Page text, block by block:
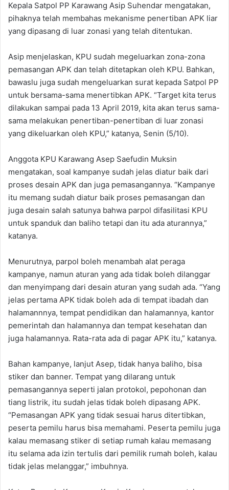
Kepala Satpol PP Karawang Asip Suhendar mengatakan,
pihaknya telah membahas mekanisme penertiban APK liar
yang dipasang di luar zonasi yang telah ditentukan.
Asip menjelaskan, KPU sudah megeluarkan zona-zona
pemasangan APK dan telah ditetapkan oleh KPU. Bahkan,
bawaslu juga sudah mengeluarkan surat kepada Satpol PP
untuk bersama-sama menertibkan APK. “Target kita terus
dilakukan sampai pada 13 April 2019, kita akan terus sama-
sama melakukan penertiban-penertiban di luar zonasi
yang dikeluarkan oleh KPU,” katanya, Senin (5/10).
Anggota KPU Karawang Asep Saefudin Muksin
mengatakan, soal kampanye sudah jelas diatur baik dari
proses desain APK dan juga pemasangannya. “Kampanye
itu memang sudah diatur baik proses pemasangan dan
juga desain salah satunya bahwa parpol difasilitasi KPU
untuk spanduk dan baliho tetapi dan itu ada aturannya,”
katanya.
Menurutnya, parpol boleh menambah alat peraga
kampanye, namun aturan yang ada tidak boleh dilanggar
dan menyimpang dari desain aturan yang sudah ada. “Yang
jelas pertama APK tidak boleh ada di tempat ibadah dan
halamannnya, tempat pendidikan dan halamannya, kantor
pemerintah dan halamannya dan tempat kesehatan dan
juga halamannya. Rata-rata ada di pagar APK itu,” katanya.
Bahan kampanye, lanjut Asep, tidak hanya baliho, bisa
stiker dan banner. Tempat yang dilarang untuk
pemasangannya seperti jalan protokol, pepohonan dan
tiang listrik, itu sudah jelas tidak boleh dipasang APK.
“Pemasangan APK yang tidak sesuai harus ditertibkan,
peserta pemilu harus bisa memahami. Peserta pemilu juga
kalau memasang stiker di setiap rumah kalau memasang
itu selama ada izin tertulis dari pemilik rumah boleh, kalau
tidak jelas melanggar,” imbuhnya.